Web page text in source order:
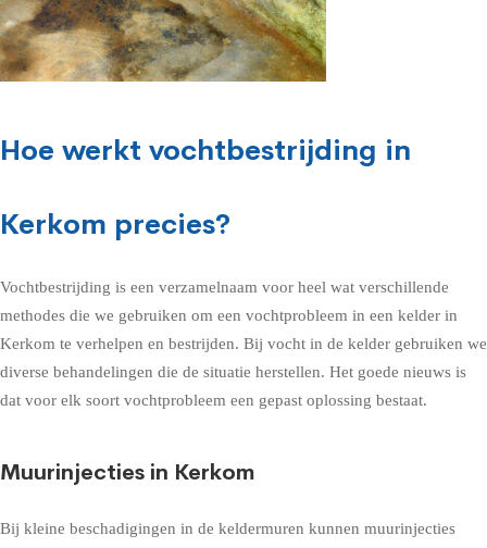
Hoe werkt vochtbestrijding in
Kerkom precies?
Vochtbestrijding is een verzamelnaam voor heel wat verschillende
methodes die we gebruiken om een vochtprobleem in een kelder in
Kerkom te verhelpen en bestrijden. Bij vocht in de kelder gebruiken we
diverse behandelingen die de situatie herstellen. Het goede nieuws is
dat voor elk soort vochtprobleem een gepast oplossing bestaat.
Muurinjecties in Kerkom
Bij kleine beschadigingen in de keldermuren kunnen muurinjecties